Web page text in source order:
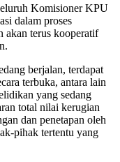
Komisioner KPU
dalam proses
akan terus kooperatif
berjalan, terdapat
terbuka, antara lain
yang sedang
total nilai kerugian
dan penetapan oleh
pihak tertentu yang